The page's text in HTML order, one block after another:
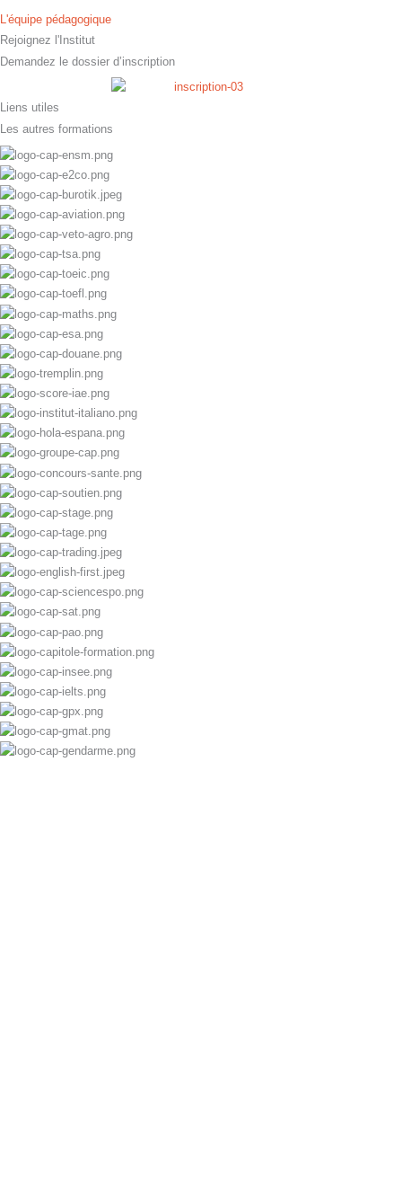
L'équipe pédagogique
Rejoignez l'Institut
Demandez le dossier d’inscription
Liens utiles
Les autres formations